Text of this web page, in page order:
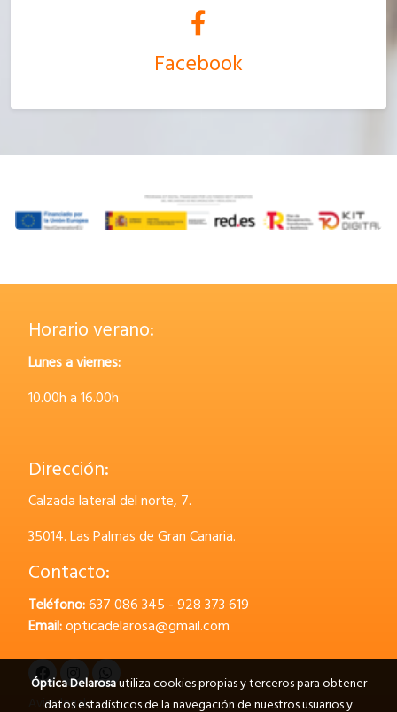
Facebook
Horario verano:
Lunes a viernes:
10.00h a 16.00h
Dirección:
Calzada lateral del norte, 7.
35014.Las Palmas de Gran Canaria.
Contacto:
Teléfono:637 086 345 - 928 373 619
Email:opticadelarosa@gmail.com
Aviso legal
Óptica Delarosautiliza cookies propias y terceros para obtener
datos estadísticos de la navegación de nuestros usuarios y